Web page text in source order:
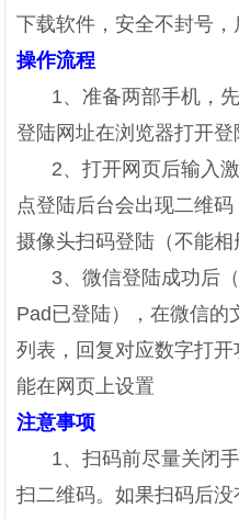
下载软件，安全不封号
操作流程
1、准备两部手机，
登陆网址在浏览器打开登
2、打开网页后输入
点登陆后台会出现二维
摄像头扫码登陆（不能相
3、微信登陆成功后
Pad已登陆），在微信的
列表，回复对应数字打
能在网页上设置
注意事项
1、扫码前尽量关闭
扫二维码。如果扫码后